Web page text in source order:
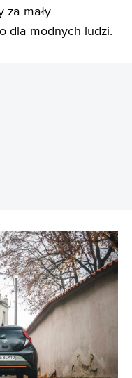
mały.
dla modnych ludzi.